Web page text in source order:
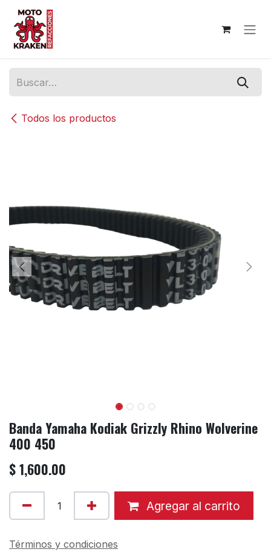
Ir al contenido
Todos los productos
Banda Yamaha Kodiak Grizzly Rhino Wolverine
400 450
$1,600.00
Agregar al carrito
Términos y condiciones